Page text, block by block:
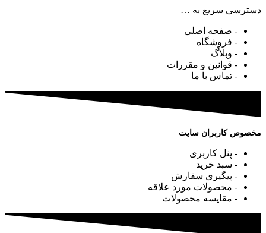
دسترسی سریع به …
- صفحه اصلی
- فروشگاه
- وبلاگ
- قوانین و مقررات
- تماس با ما
مخصوص کاربران سایت
- پنل کاربری
- سبد خرید
- پیگیری سفارش
- محصولات مورد علاقه
- مقایسه محصولات